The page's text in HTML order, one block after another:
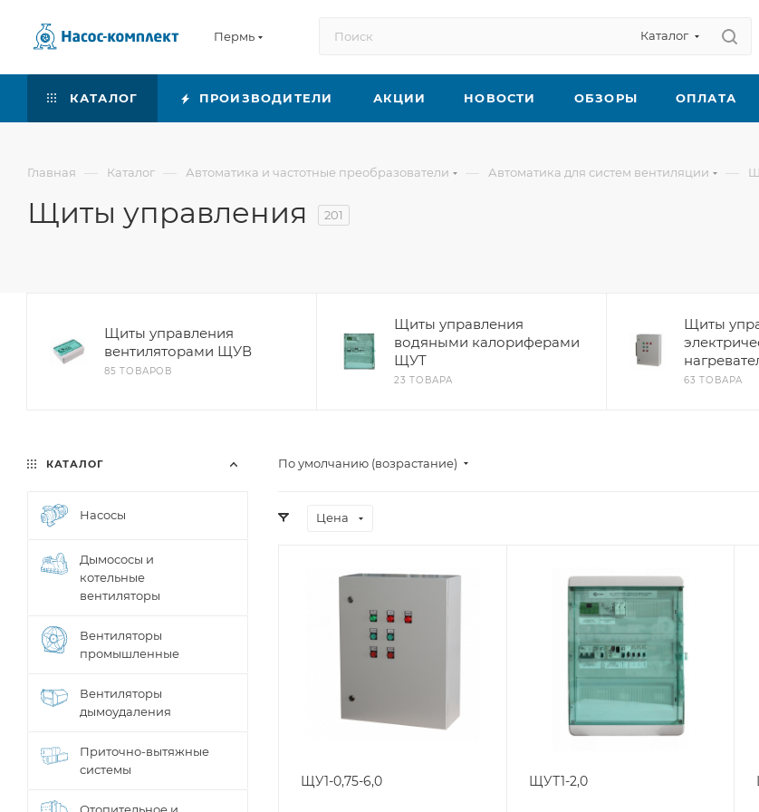
Пермь Каталог
КАТАЛОГ ПРОИЗВОДИТЕЛИ АКЦИИ НОВОСТИ ОБЗОРЫ ОПЛАТА
Главная — Каталог — Автоматика и частотные преобразователи — Автоматика для систем вентиляции —
Щиты управления 201
Щиты управления
вентиляторами ЩУВ
85 ТОВАРОВ
Щиты управления
водяными калориферами
ЩУТ
23 ТОВАРА
Щиты
63 ТОВАРА
По умолчанию (возрастание)
Цена
ЩУ1-0,75-6,0 ЩУТ1-2,0
КАТАЛОГ
Насосы
Дымососы и
котельные
вентиляторы
Вентиляторы
промышленные
Вентиляторы
дымоудаления
Приточно-вытяжные
системы